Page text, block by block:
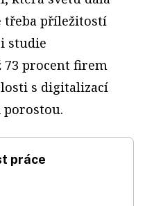
třeba příležitostí
studie
73 procent firem
s digitalizací
porostou.
práce